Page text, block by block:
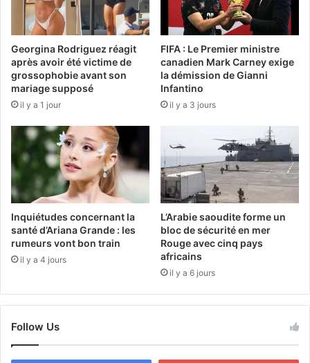
Georgina Rodriguez réagit
après avoir été victime de
grossophobie avant son
mariage supposé
il y a 1 jour
FIFA : Le Premier ministre
canadien Mark Carney exige
la démission de Gianni
Infantino
il y a 3 jours
Inquiétudes concernant la
santé d’Ariana Grande : les
rumeurs vont bon train
il y a 4 jours
L’Arabie saoudite forme un
bloc de sécurité en mer
Rouge avec cinq pays
africains
il y a 6 jours
Follow Us